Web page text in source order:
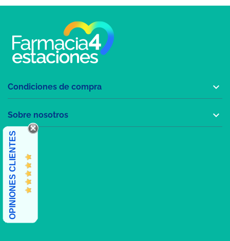
Condiciones de compra 
Sobre nosotros 
OPINIONES CLIENTES